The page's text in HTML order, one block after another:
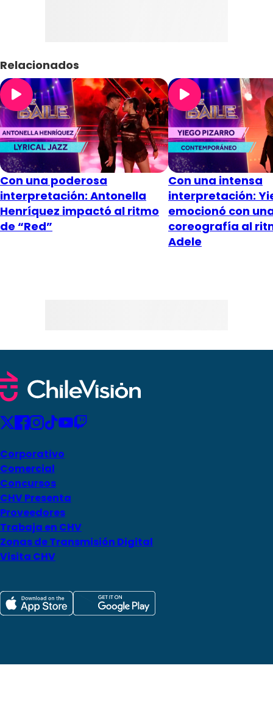
Relacionados
Con una poderosa
interpretación: Antonella
Henríquez impactó al ritmo
de “Red”
Con una intensa
interpretación:
emocionó con
coreografía al
Adele
Corporativo
Comercial
Concursos
CHV Presenta
Proveedores
Trabaja en CHV
Zonas de Transmisión Digital
Visita CHV